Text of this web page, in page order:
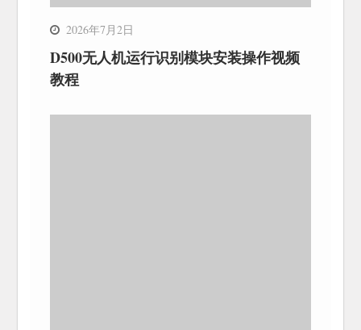
2026年7月2日
D500无人机运行识别模块安装操作视频
教程